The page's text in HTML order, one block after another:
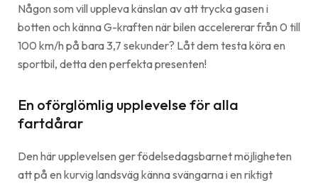
Någon som vill uppleva känslan av att trycka gasen i
botten och känna G-kraften när bilen accelererar från 0 till
100 km/h på bara 3,7 sekunder? Låt dem testa köra en
sportbil, detta den perfekta presenten!
En oförglömlig upplevelse för alla
fartdårar
Den här upplevelsen ger födelsedagsbarnet möjligheten
att på en kurvig landsväg känna svängarna i en riktigt